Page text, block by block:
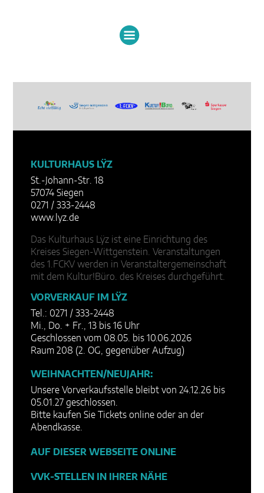
KULTURHAUS LŸZ
St.-Johann-Str. 18
57074 Siegen
0271 / 333-2448
www.lyz.de
Das Kulturhaus Lÿz ist eine Einrichtung des
Kreises Siegen-Wittgenstein. Veranstaltungen
des 1.FCKV werden in Veranstaltergemeinschaft
mit dem Kultur!Büro. des Kreises durchgeführt.
VORVERKAUF IM LŸZ
Tel.: 0271 / 333-2448
Mi., Do. + Fr., 13 bis 16 Uhr
Geschlossen vom 08.05. bis 10.06.2026
Raum 208 (2. OG, gegenüber Aufzug)
WEIHNACHTEN/NEUJAHR:
Unsere Vorverkaufsstelle bleibt von 24.12.26 bis
05.01.27 geschlossen.
Bitte kaufen Sie Tickets online oder an der
Abendkasse.
AUF DIESER WEBSEITE ONLINE
VVK-STELLEN IN IHRER NÄHE